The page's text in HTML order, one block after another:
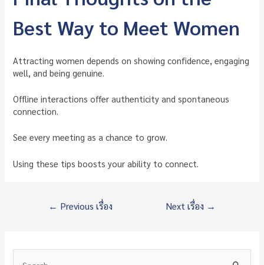
Best Way to Meet Women
Attracting women depends on showing confidence, engaging
well, and being genuine.
Offline interactions offer authenticity and spontaneous
connection.
See every meeting as a chance to grow.
Using these tips boosts your ability to connect.
แนะแนว
← Previous เรื่อง Next เรื่อง →